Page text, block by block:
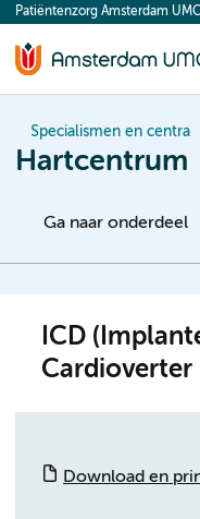
content
Patiëntenzorg Amsterdam UMC
Specialismen en centra
Hartcentrum
Ga naar onderdeel
ICD
Download en